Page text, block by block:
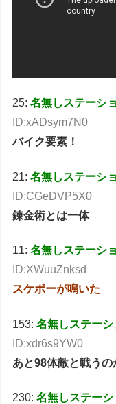
25:名無しステーシ
ID:xADsym7N0
バイク要素！
21:名無しステーシ
ID:CGeDVP5X0
錬金術とは一体
11:名無しステーシ
ID:XWuuZnksd
スケボーが鳴いた
153:名無しステーシ
ID:xdr6s9YW0
あと98体敵と戦うの
230:名無しステーシ